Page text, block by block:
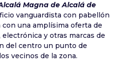
Magna de Alcalá de
vanguardista con pabellón
una amplísima oferta de
y otras marcas de
del centro un punto de
vecinos de la zona.